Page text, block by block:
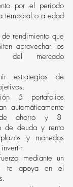
por el periodo
temporal o a edad
rendimiento que
aprovechar los
del mercado
estrategias de
5 portafolios
automáticamente
ahorro y 8
de deuda y renta
y monedas
mediante un
te apoya en el